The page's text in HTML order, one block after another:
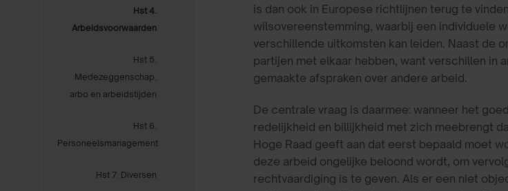
Hst 4.
Arbeidsvoorwaarden
Hst 5.
Medezeggenschap,
arbo en arbeidstijden
Hst 6.
Personeelsmanagement
Hst 7. Diversen
is dan ook in Europese richtlijnen terug te
wilsovereenstemming, waarbij een individuele
verschillende uitkomsten kan leiden. Naast de
partijen met elkaar hebben, want verschillen in
gemaakte afspraken over andere arbeid.
De centrale vraag is daarmee: wanneer het
redelijkheid en billijkheid met zich meebrengt
Hoge Raad geeft aan dat eerst bepaald moet
deze arbeid ongelijke beloond wordt, om
rechtvaardiging is te geven. Als er een niet